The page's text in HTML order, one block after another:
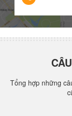
Tổng hợp những